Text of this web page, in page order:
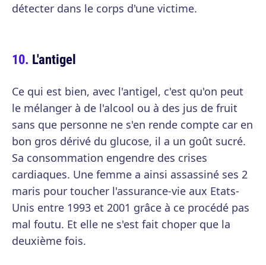
détecter dans le corps d'une victime.
L'antigel
Ce qui est bien, avec l'antigel, c'est qu'on peut
le mélanger à de l'alcool ou à des jus de fruit
sans que personne ne s'en rende compte car en
bon gros dérivé du glucose, il a un goût sucré.
Sa consommation engendre des crises
cardiaques. Une femme a ainsi assassiné ses 2
maris pour toucher l'assurance-vie aux Etats-
Unis entre 1993 et 2001 grâce à ce procédé pas
mal foutu. Et elle ne s'est fait choper que la
deuxième fois.